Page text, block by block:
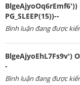
BlgeAjyoOq6rEmf6'))
PG_SLEEP(15))--
Bình luận đang được
BlgeAjyoEhL7Fs9v')
-
Bình luận đang được